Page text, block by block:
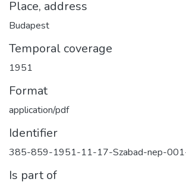
Place, address
Budapest
Temporal coverage
1951
Format
application/pdf
Identifier
385-859-1951-11-17-Szabad-nep-
Is part of